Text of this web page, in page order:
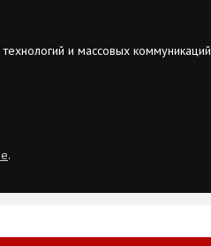
и массовых коммуникаций
.